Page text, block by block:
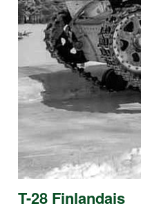
T-28 Finlandais